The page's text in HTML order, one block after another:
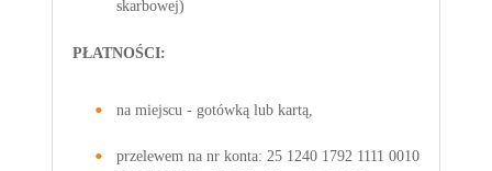
skarbowej)
PŁATNOŚCI:
na miejscu - gotówką lub kartą,
przelewem na nr konta: 25 1240 1792 1111 0010